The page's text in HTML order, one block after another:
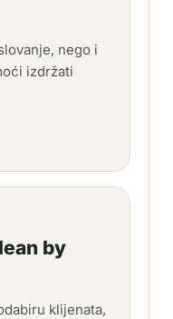
nego i
izdržati
by
klijenata,